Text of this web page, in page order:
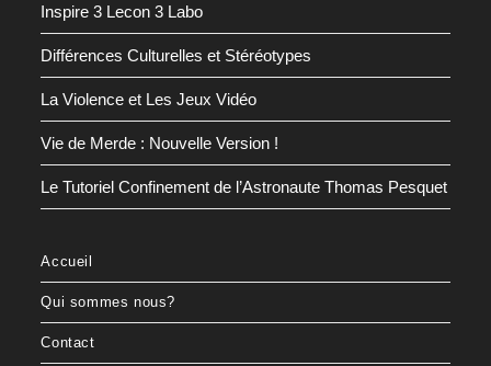
Inspire 3 Lecon 3 Labo
Différences Culturelles et Stéréotypes
La Violence et Les Jeux Vidéo
Vie de Merde : Nouvelle Version !
Le Tutoriel Confinement de l’Astronaute Thomas Pesquet
Accueil
Qui sommes nous?
Contact